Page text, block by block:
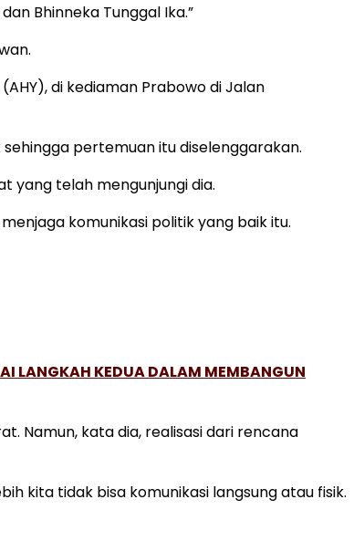
Bhinneka Tunggal Ika.”
di kediaman Prabowo di Jalan
pertemuan itu diselenggarakan.
yang telah mengunjungi dia.
komunikasi politik yang baik itu.
LANGKAH KEDUA DALAM MEMBANGUN
Namun, kata dia, realisasi dari rencana
kita tidak bisa komunikasi langsung atau fisik.